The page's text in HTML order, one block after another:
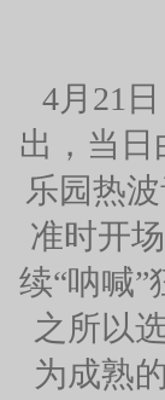
4月21
出，当日
乐园热
准时开
续“呐喊
之所以
为成熟